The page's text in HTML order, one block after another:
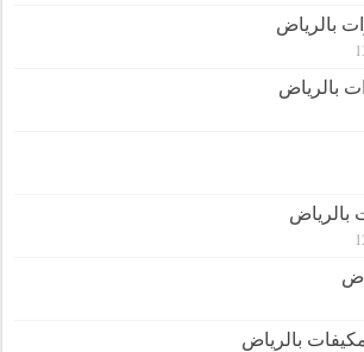
بالرياض
بالرياض
بالرياض
بالرياض